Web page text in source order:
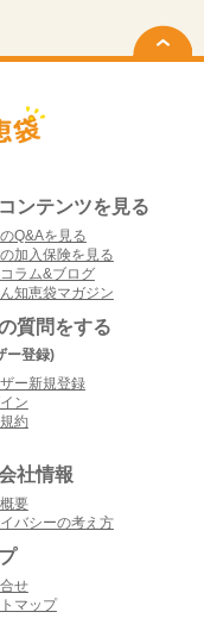
ンテンツを見る
Q&Aを見る
加入保険を見る
ラム&ブログ
知恵袋マガジン
質問をする
ー登録)
ー新規登録
ン
約
社情報
要
バシーの考え方
せ
マップ